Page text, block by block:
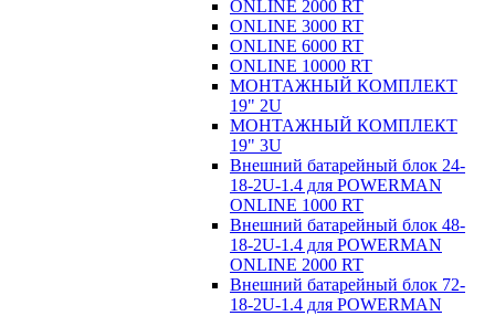
ONLINE 2000 RT
ONLINE 3000 RT
ONLINE 6000 RT
ONLINE 10000 RT
МОНТАЖНЫЙ КОМПЛЕКТ
19" 2U
МОНТАЖНЫЙ КОМПЛЕКТ
19" 3U
Внешний батарейный блок 24-
18-2U-1.4 для POWERMAN
ONLINE 1000 RT
Внешний батарейный блок 48-
18-2U-1.4 для POWERMAN
ONLINE 2000 RT
Внешний батарейный блок 72-
18-2U-1.4 для POWERMAN